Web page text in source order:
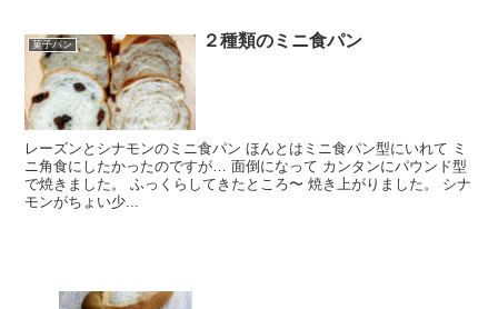
菓子パン ２種類のミニ食パン
レーズンとシナモンのミニ食パン ほんとはミニ食パン型にいれて ミ
ニ角食にしたかったのですが… 面倒になって カンタンにパウンド型
で焼きました。 ふっくらしてきたところ〜 焼き上がりました。 シナ
モンがちょい少...